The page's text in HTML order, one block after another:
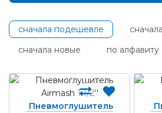
сначала подешевле
сначала новые
по алфавиту
Пневмоглушитель